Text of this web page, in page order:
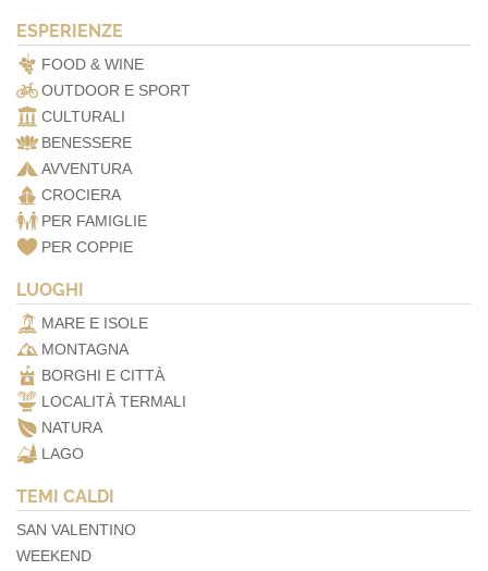
ESPERIENZE
FOOD & WINE
OUTDOOR E SPORT
CULTURALI
BENESSERE
AVVENTURA
CROCIERA
PER FAMIGLIE
PER COPPIE
LUOGHI
MARE E ISOLE
MONTAGNA
BORGHI E CITTÀ
LOCALITÀ TERMALI
NATURA
LAGO
TEMI CALDI
SAN VALENTINO
WEEKEND